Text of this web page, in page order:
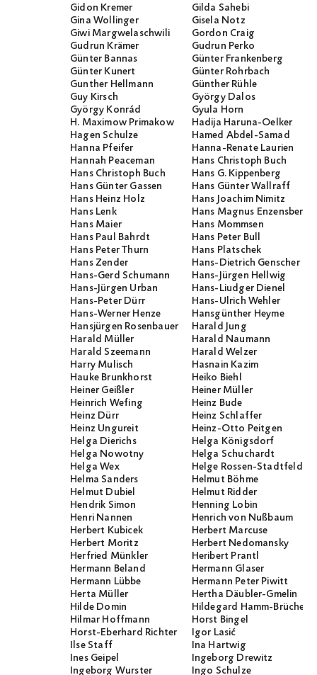
Gidon Kremer
Gilda Sahebi
Gina Wollinger
Gisela Notz
Giwi Margwelaschwili
Gordon Craig
Gudrun Krämer
Gudrun Perko
Günter Bannas
Günter Frankenberg
Günter Kunert
Günter Rohrbach
Gunther Hellmann
Günther Rühle
Guy Kirsch
György Dalos
György Konrád
Gyula Horn
H. Maximow Primakow
Hadija Haruna-Oelker
Hagen Schulze
Hamed Abdel-Samad
Hanna Pfeifer
Hanna-Renate Laurien
Hannah Peaceman
Hans Christoph Buch
Hans Christoph Buch
Hans G. Kippenberg
Hans Günter Gassen
Hans Günter Wallraff
Hans Heinz Holz
Hans Joachim Nimitz
Hans Lenk
Hans Magnus
Hans Maier
Hans Mommsen
Hans Paul Bahrdt
Hans Peter Bull
Hans Peter Thurn
Hans Platschek
Hans Zender
Hans-Dietrich Genscher
Hans-Gerd Schumann
Hans-Jürgen Hellwig
Hans-Jürgen Urban
Hans-Liudger Dienel
Hans-Peter Dürr
Hans-Ulrich Wehler
Hans-Werner Henze
Hansgünther Heyme
Hansjürgen Rosenbauer
Harald Jung
Harald Müller
Harald Naumann
Harald Szeemann
Harald Welzer
Harry Mulisch
Hasnain Kazim
Hauke Brunkhorst
Heiko Biehl
Heiner Geißler
Heiner Müller
Heinrich Wefing
Heinz Bude
Heinz Dürr
Heinz Schlaffer
Heinz Ungureit
Heinz-Otto Peitgen
Helga Dierichs
Helga Königsdorf
Helga Nowotny
Helga Schuchardt
Helga Wex
Helge Rossen-Stadtfeld
Helma Sanders
Helmut Böhme
Helmut Dubiel
Helmut Ridder
Hendrik Simon
Henning Lobin
Henri Nannen
Henrich von Nußbaum
Herbert Kubicek
Herbert Marcuse
Herbert Moritz
Herbert Nedomansky
Herfried Münkler
Heribert Prantl
Hermann Beland
Hermann Glaser
Hermann Lübbe
Hermann Peter Piwitt
Herta Müller
Hertha Däubler-Gmelin
Hilde Domin
Hildegard Hamm-Brücher
Hilmar Hoffmann
Horst Bingel
Horst-Eberhard Richter
Igor Lasić
Ilse Staff
Ina Hartwig
Ines Geipel
Ingeborg Drewitz
Ingeborg Wurster
Ingo Schulze